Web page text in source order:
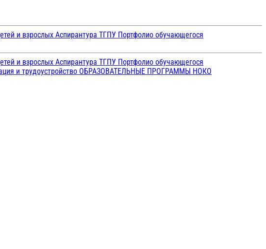
и взрослых Аспирантура ТГПУ Портфолио обучающегося
и взрослых Аспирантура ТГПУ Портфолио обучающегося
и трудоустройство ОБРАЗОВАТЕЛЬНЫЕ ПРОГРАММЫ НОКО